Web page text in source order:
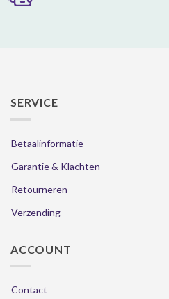
SERVICE
Betaalinformatie
Garantie & Klachten
Retourneren
Verzending
ACCOUNT
Contact